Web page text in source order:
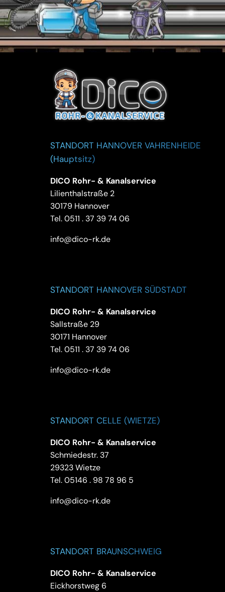
STANDORT HANNOVER VAHRENHEIDE
(Hauptsitz)
DICO Rohr- & Kanalservice
Lilienthalstraße 2
30179 Hannover
Tel.0511 . 37 39 74 06
info@dico-rk.de
STANDORT HANNOVER SÜDSTADT
DICO Rohr- & Kanalservice
Sallstraße 29
30171 Hannover
Tel.0511 . 37 39 74 06
info@dico-rk.de
STANDORT CELLE (WIETZE)
DICO Rohr- & Kanalservice
Schmiedestr. 37
29323 Wietze
Tel.05146 . 98 78 96 5
info@dico-rk.de
STANDORT BRAUNSCHWEIG
DICO Rohr- & Kanalservice
Eickhorstweg 6